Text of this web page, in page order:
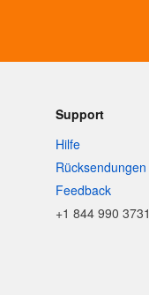
Support
Hilfe
Rücksendungen
Feedback
+1 844 990 3731